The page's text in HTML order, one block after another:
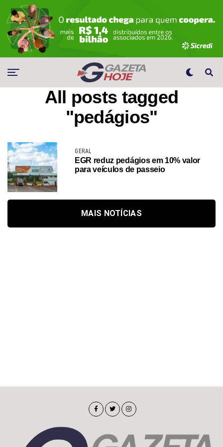
All posts tagged
"pedágios"
GERAL
EGR reduz pedágios em 10% valor
para veículos de passeio
MAIS NOTÍCIAS